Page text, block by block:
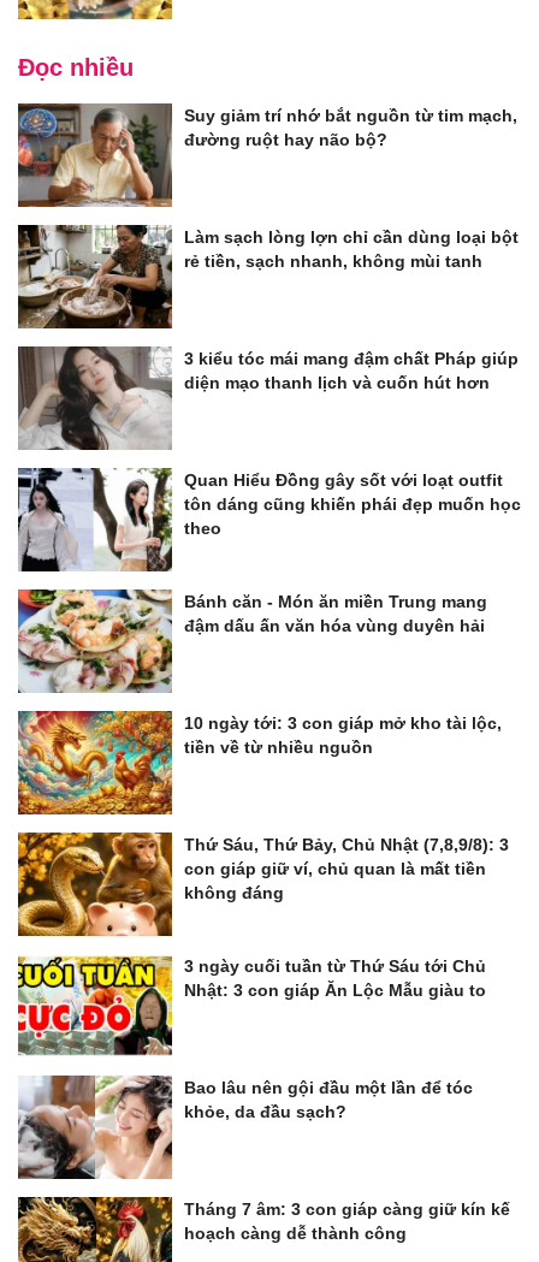
Đọc nhiều
Suy giảm trí nhớ bắt nguồn từ tim mạch,
đường ruột hay não bộ?
Làm sạch lòng lợn chỉ cần dùng loại bột
rẻ tiền, sạch nhanh, không mùi tanh
3 kiểu tóc mái mang đậm chất Pháp giúp
diện mạo thanh lịch và cuốn hút hơn
Quan Hiểu Đồng gây sốt với loạt outfit
tôn dáng cũng khiến phái đẹp muốn học
theo
Bánh căn - Món ăn miền Trung mang
đậm dấu ấn văn hóa vùng duyên hải
10 ngày tới: 3 con giáp mở kho tài lộc,
tiền về từ nhiều nguồn
Thứ Sáu, Thứ Bảy, Chủ Nhật (7,8,9/8): 3
con giáp giữ ví, chủ quan là mất tiền
không đáng
3 ngày cuối tuần từ Thứ Sáu tới Chủ
Nhật: 3 con giáp Ăn Lộc Mẫu giàu to
Bao lâu nên gội đầu một lần để tóc
khỏe, da đầu sạch?
Tháng 7 âm: 3 con giáp càng giữ kín kế
hoạch càng dễ thành công